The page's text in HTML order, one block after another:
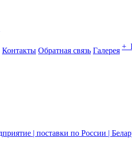
Контакты Обратная связь Галерея +